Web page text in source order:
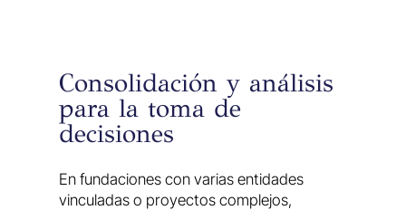
Consolidación y análisis
para la toma de
decisiones
En fundaciones con varias entidades
vinculadas o proyectos complejos,